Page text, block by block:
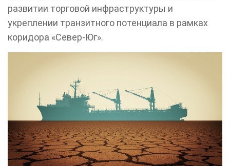
развитии торговой инфраструктуры и
укреплении транзитного потенциала в рамках
коридора «Север-Юг».